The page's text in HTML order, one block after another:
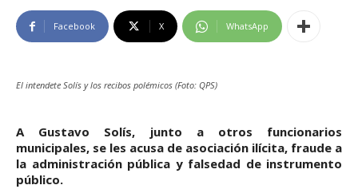
Facebook X WhatsApp
El intendete Solís y los recibos polémicos (Foto: QPS)
A Gustavo Solís, junto a otros funcionarios
municipales, se les acusa de asociación ilícita, fraude a
la administración pública y falsedad de instrumento
público.